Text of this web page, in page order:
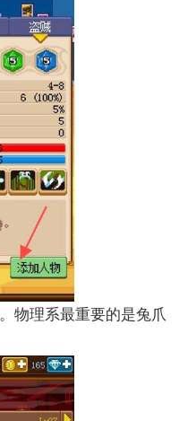
物理系最重要的是兔爪